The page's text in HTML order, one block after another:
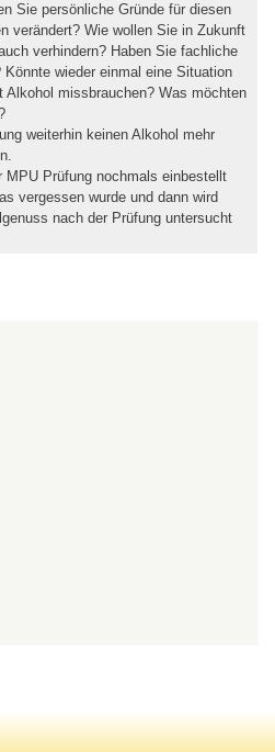
Sie persönliche Gründe für diesen
verändert? Wie wollen Sie in Zukunft
verhindern? Haben Sie fachliche
wieder einmal eine Situation
Alkohol missbrauchen? Was möchten
weiterhin keinen Alkohol mehr
Prüfung nochmals einbestellt
vergessen wurde und dann wird
nach der Prüfung untersucht